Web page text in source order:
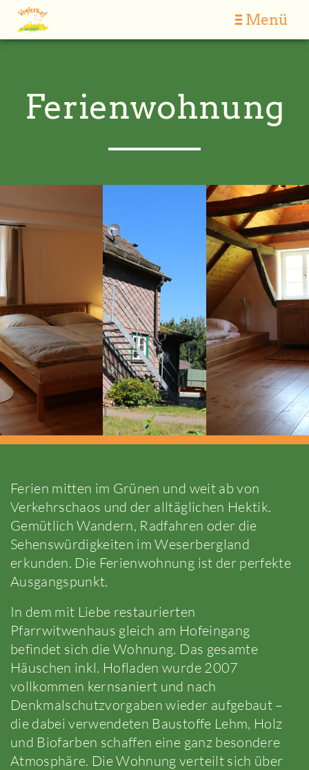
Menü
Ferienwohnung
Ferien mitten im Grünen und weit ab von
Verkehrschaos und der alltäglichen Hektik.
Gemütlich Wandern, Radfahren oder die
Sehenswürdigkeiten im Weserbergland
erkunden. Die Ferienwohnung ist der perfekte
Ausgangspunkt.
In dem mit Liebe restaurierten
Pfarrwitwenhaus gleich am Hofeingang
befindet sich die Wohnung. Das gesamte
Häuschen inkl. Hofladen wurde 2007
vollkommen kernsaniert und nach
Denkmalschutzvorgaben wieder aufgebaut –
die dabei verwendeten Baustoffe Lehm, Holz
und Biofarben schaffen eine ganz besondere
Atmosphäre. Die Wohnung verteilt sich über